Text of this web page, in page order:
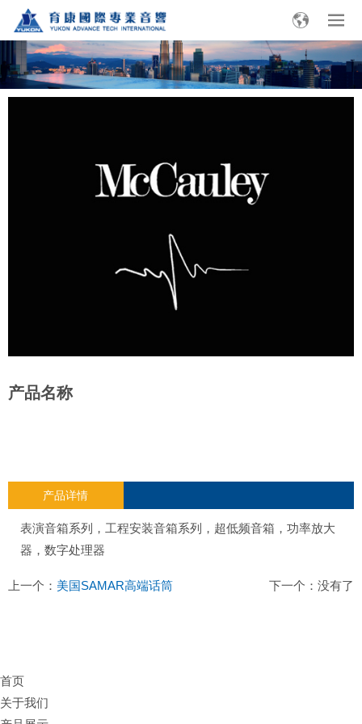
产品名称
产品详情
表演音箱系列，工程安装音箱系列，超低频音箱，功率放大
器，数字处理器
上一个： 美国SAMAR高端话筒 下一个：没有了
首页
关于我们